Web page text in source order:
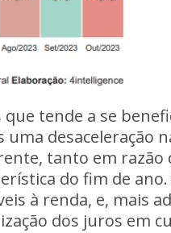
tende a se
uma desaceleração
tanto em razão
do fim de
à renda, e, mais
dos juros em